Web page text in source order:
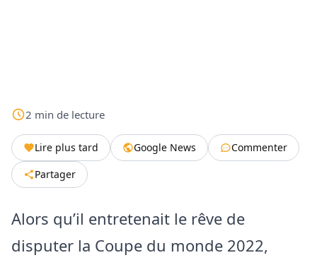
2 min de lecture
Lire plus tard Google News
Commenter
Partager
Alors qu’il entretenait le rêve de
disputer la Coupe du monde 2022,